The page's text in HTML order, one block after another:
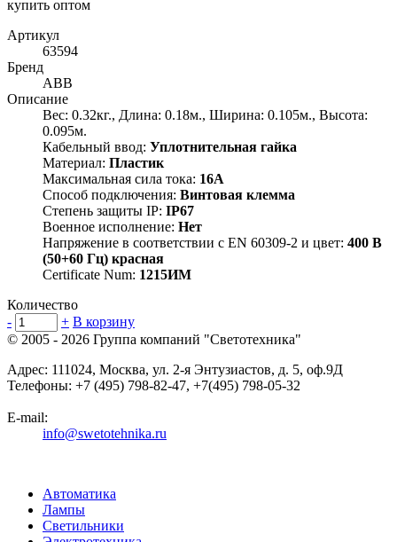
Артикул
63594
Бренд
ABB
Описание
Вес: 0.32кг., Длина: 0.18м., Ширина: 0.105м., Высота:
0.095м.
Кабельный ввод: Уплотнительная гайка
Материал: Пластик
Максимальная сила тока: 16А
Способ подключения: Винтовая клемма
Степень защиты IP: IP67
Военное исполнение: Нет
Напряжение в соответствии с EN 60309-2 и цвет: 400 В
(50+60 Гц) красная
Certificate Num: 1215ИМ
Количество
-
+ В корзину
© 2005 - 2026 Группа компаний "Светотехника"
Адрес: 111024, Москва, ул. 2-я Энтузиастов, д. 5, оф.9Д
Телефоны: +7 (495) 798-82-47, +7(495) 798-05-32
E-mail:
info@swetotehnika.ru
Автоматика
Лампы
Светильники